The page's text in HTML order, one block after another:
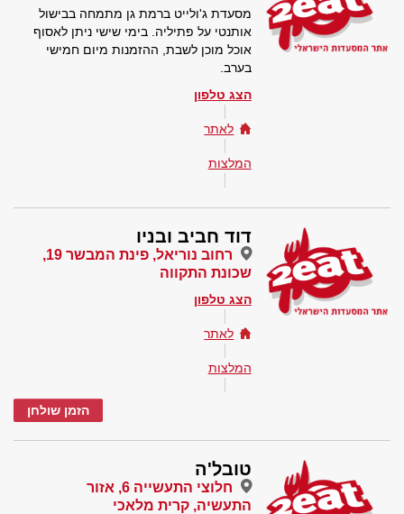
מסעדת ג'ולייט ברמת גן מתמחה בבישול
אותנטי על פתיליה. בימי שישי ניתן לאסוף
אוכל מוכן לשבת, ההזמנות מיום חמישי
בערב.
הצג טלפון
לאתר
המלצות
דוד חביב ובניו
רחוב נוריאל, פינת המבשר 19,
שכונת התקווה
הצג טלפון
לאתר
המלצות
הזמן שולחן
טובל'ה
חלוצי התעשייה 6, אזור
התעשיה, קרית מלאכי